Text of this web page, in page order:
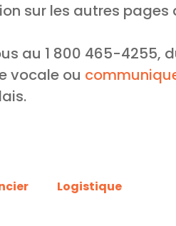
sur les autres pages
au 1 800 465-4255,
vocale ou
Logistique